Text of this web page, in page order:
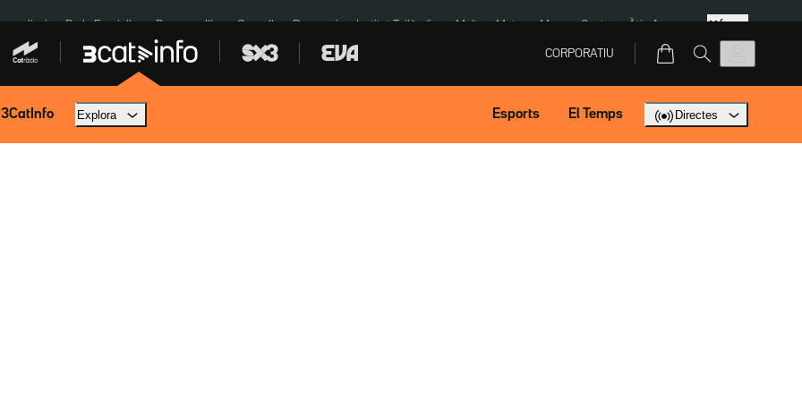
eclipsi De la Espriella Dos anys Illa Granollers Paraguai Institut Tailàndia Multa a Meta Menors Ceuta Àtic Ayuso Més
CORPORATIU
3CatInfo Explora Esports El Temps Directes